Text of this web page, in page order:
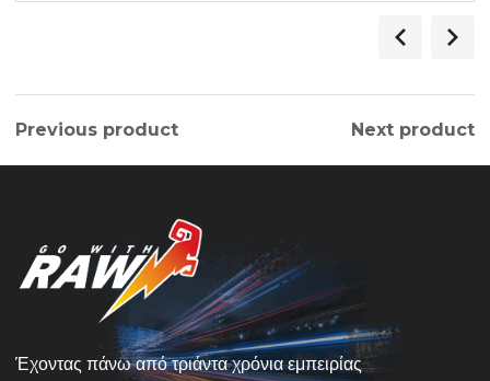
Previous product Next product
Έχοντας πάνω από τριάντα χρόνια εμπειρίας